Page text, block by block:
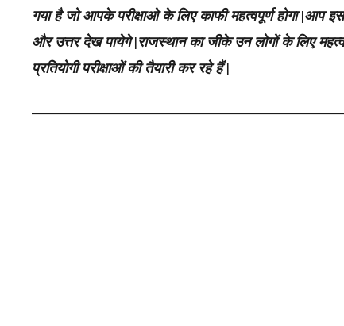
गया है जो आपके परीक्षाओ के लिए काफी महत्वपूर्ण होगा |आप
और उत्तर देख पायेगे |राजस्थान का जीके उन लोगों के लिए
प्रतियोगी परीक्षाओं की तैयारी कर रहे हैं |